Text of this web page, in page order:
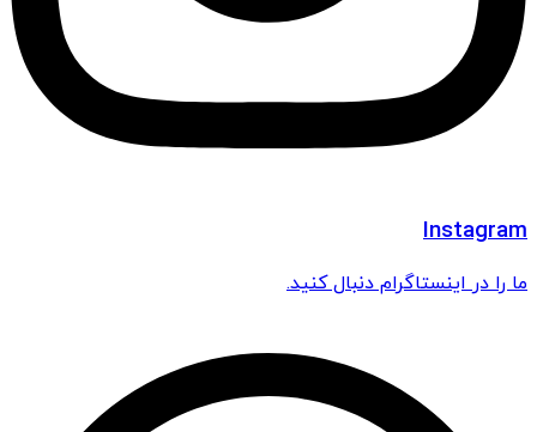
Instagram
ما را در اینستاگرام دنبال کنید.